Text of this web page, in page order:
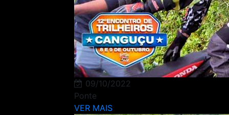
09/10/2022
Ponte
VER MAIS